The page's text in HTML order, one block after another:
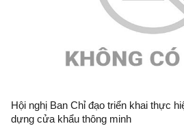
Hội nghị Ban Chỉ đạo triển khai thực
dựng cửa khẩu thông minh